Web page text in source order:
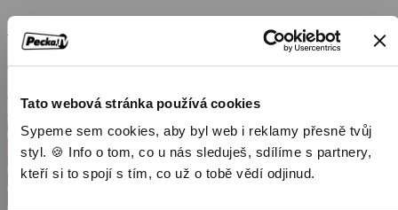
Tato webová stránka používá cookies
Sypeme sem cookies, aby byl web i reklamy přesně tvůj
styl. 🍪 Info o tom, co u nás sleduješ, sdílíme s partnery,
kteří si to spojí s tím, co už o tobě vědí odjinud.
Studio ČT24
2010, Česká republika, 150 min
Publicistické pořady / Pořady / Televizní show